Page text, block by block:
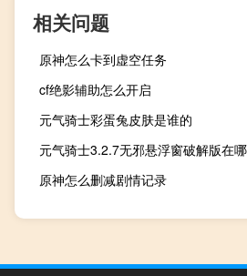
相关问题
原神怎么卡到虚空任务
cf绝影辅助怎么开启
元气骑士彩蛋兔皮肤是谁的
元气骑士3.2.7无邪悬浮窗破解版在
原神怎么删减剧情记录